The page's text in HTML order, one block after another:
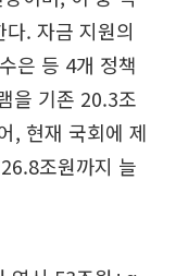
. 자금 지원의
은 등 4개 정책
을 기존 20.3조
, 현재 국회에 제
조원까지 늘